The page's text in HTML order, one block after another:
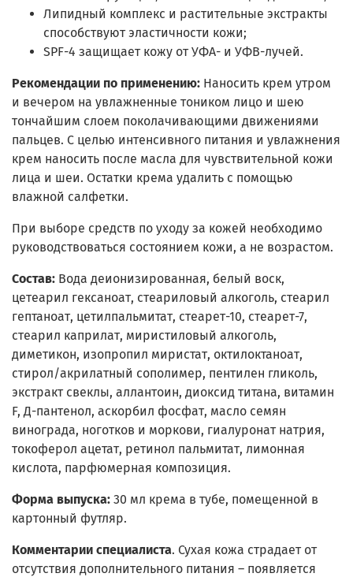
Липидный комплекс и растительные экстракты
способствуют эластичности кожи;
SPF-4 защищает кожу от УФА- и УФB-лучей.
Рекомендации по применению: Наносить крем утром
и вечером на увлажненные тоником лицо и шею
тончайшим слоем поколачивающими движениями
пальцев. С целью интенсивного питания и увлажнения
крем наносить после масла для чувствительной кожи
лица и шеи. Остатки крема удалить с помощью
влажной салфетки.
При выборе средств по уходу за кожей необходимо
руководствоваться состоянием кожи, а не возрастом.
Состав: Вода деионизированная, белый воск,
цетеарил гексаноат, стеариловый алкоголь, стеарил
гептаноат, цетилпальмитат, стеарет-10, стеарет-7,
стеарил каприлат, миристиловый алкоголь,
диметикон, изопропил миристат, октилоктаноат,
стирол/акрилатный сополимер, пентилен гликоль,
экстракт свеклы, аллантоин, диоксид титана, витамин
F, Д-пантенол, аскорбил фосфат, масло семян
винограда, ноготков и моркови, гиалуронат натрия,
токоферол ацетат, ретинол пальмитат, лимонная
кислота, парфюмерная композиция.
Форма выпуска: 30 мл крема в тубе, помещенной в
картонный футляр.
Комментарии специалиста. Сухая кожа страдает от
отсутствия дополнительного питания – появляется